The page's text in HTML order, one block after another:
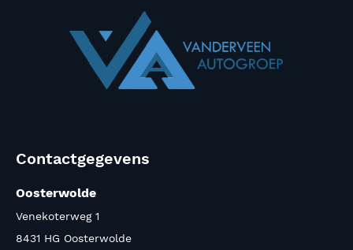
Contactgegevens
Oosterwolde
Venekoterweg 1
8431 HG Oosterwolde